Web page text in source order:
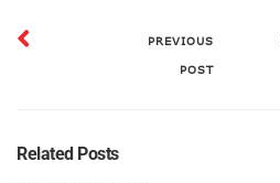
PREVIOUS
POST
Related Posts